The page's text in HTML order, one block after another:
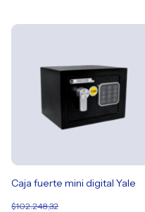
Caja fuerte mini digital Yale
$102.248,32